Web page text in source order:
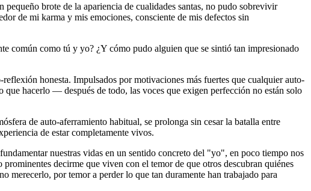
brote de la apariencia de cualidades santas, no pudo sobrevivir
de mi karma y mis emociones, consciente de mis defectos sin
común como tú y yo? ¿Y cómo pudo alguien que se sintió tan impresionado
honesta. Impulsados ​​por motivaciones más fuertes que cualquier auto-
hacerlo ― después de todo, las voces que exigen perfección no están solo
de auto-aferramiento habitual, se prolonga sin cesar la batalla entre
de estar completamente vivos.
nuestras vidas en un sentido concreto del "yo", en poco tiempo nos
decirme que viven con el temor de que otros descubran quiénes
merecerlo, por temor a perder lo que tan duramente han trabajado para